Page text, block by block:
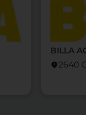
BILLA
location_on2640